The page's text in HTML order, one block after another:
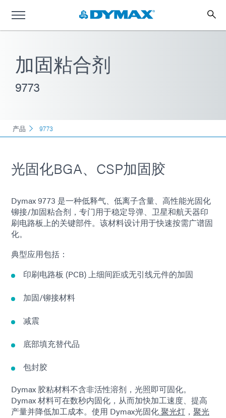
加固粘合剂
9773
产品 9773
光固化BGA、CSP加固胶
Dymax 9773 是一种低释气、低离子含量、高性能光固化
铆接/加固粘合剂，专门用于稳定导弹、卫星和航天器印
刷电路板上的关键部件。该材料设计用于快速按需广谱固
化。
典型应用包括：
印刷电路板 (PCB) 上细间距或无引线元件的加固
加固/铆接材料
减震
底部填充替代品
包封胶
Dymax 胶粘材料不含非活性溶剂，光照即可固化。
Dymax 材料可在数秒内固化，从而加快加工速度、提高
产量并降低加工成本。使用 Dymax光固化聚光灯 ， 聚光